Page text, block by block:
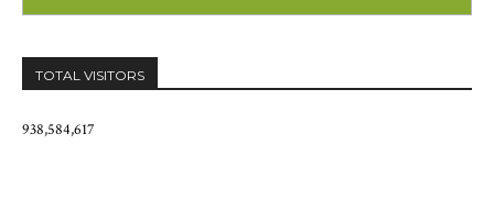
TOTAL VISITORS
938,584,617